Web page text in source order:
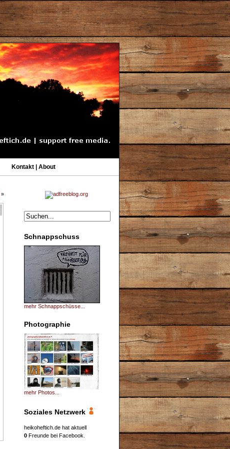
Kontakt | About
Schnappschuss
mehr Schnappschüsse...
Photographie
mehr Photos...
Soziales Netzwerk
heikoheftich.de hat aktuell
0 Freunde bei Facebook.
»